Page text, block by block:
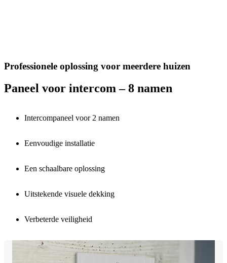
Professionele oplossing voor meerdere huizen
Paneel voor intercom – 8 namen
Intercompaneel voor 2 namen
Eenvoudige installatie
Een schaalbare oplossing
Uitstekende visuele dekking
Verbeterde veiligheid